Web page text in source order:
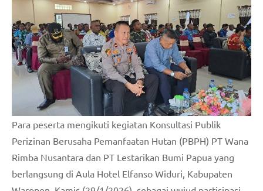
Para peserta mengikuti kegiatan Konsultasi Publik
Perizinan Berusaha Pemanfaatan Hutan (PBPH) PT Wana
Rimba Nusantara dan PT Lestarikan Bumi Papua yang
berlangsung di Aula Hotel Elfanso Widuri, Kabupaten